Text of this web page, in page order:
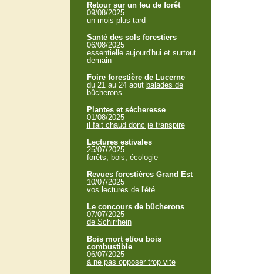
Retour sur un feu de forêt
09/08/2025
un mois plus tard
Santé des sols forestiers
06/08/2025
essentielle aujourd'hui et surtout
demain
Foire forestière de Lucerne
du 21 au 24 aout balades de
bûcherons
Plantes et sécheresse
01/08/2025
il fait chaud donc je transpire
Lectures estivales
25/07/2025
forêts, bois, écologie
Revues forestières Grand Est
10/07/2025
vos lectures de l'été
Le concours de bûcherons
07/07/2025
de Schirrhein
Bois mort et/ou bois
combustible
06/07/2025
à ne pas opposer trop vite